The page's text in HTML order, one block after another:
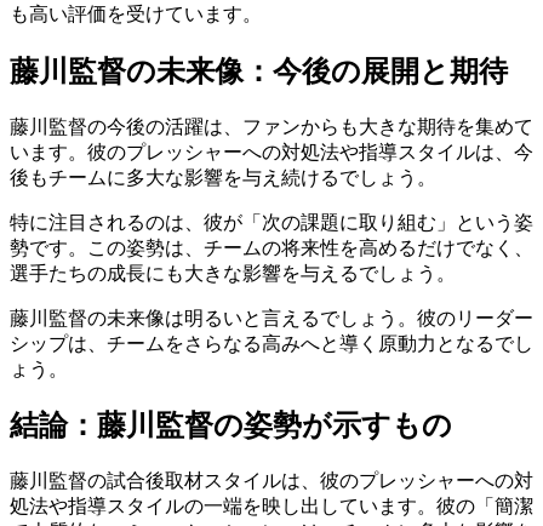
も高い評価を受けています。
藤川監督の未来像：今後の展開と期待
藤川監督の今後の活躍は、ファンからも大きな期待を集めて
います。彼のプレッシャーへの対処法や指導スタイルは、今
後もチームに多大な影響を与え続けるでしょう。
特に注目されるのは、彼が「次の課題に取り組む」という姿
勢です。この姿勢は、チームの将来性を高めるだけでなく、
選手たちの成長にも大きな影響を与えるでしょう。
藤川監督の未来像は明るいと言えるでしょう。彼のリーダー
シップは、チームをさらなる高みへと導く原動力となるでし
ょう。
結論：藤川監督の姿勢が示すもの
藤川監督の試合後取材スタイルは、彼のプレッシャーへの対
処法や指導スタイルの一端を映し出しています。彼の「簡潔